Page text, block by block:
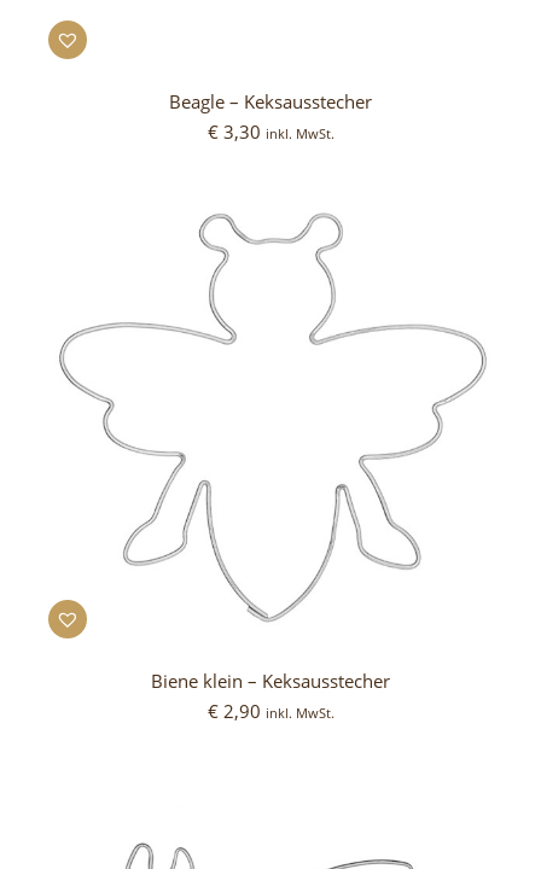
Beagle – Keksausstecher
€3,30 inkl. MwSt.
Biene klein – Keksausstecher
€2,90 inkl. MwSt.